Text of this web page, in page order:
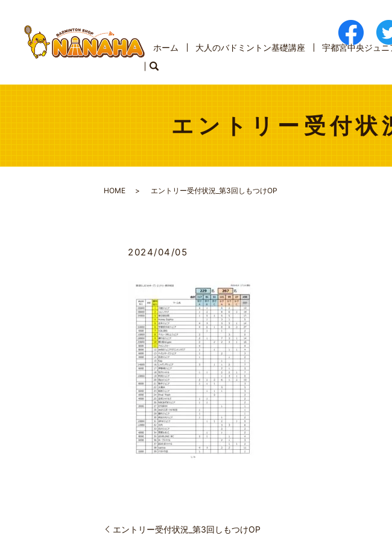
ホーム 大人のバドミントン基礎講座 宇都宮中央ジュニ
エントリー受付
HOME エントリー受付状況_第3回しもつけOP
2024/04/05
エントリー受付状況_第3回しもつけOP